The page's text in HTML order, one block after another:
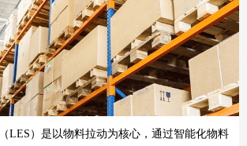
LES）是以物料拉动为核心，通过智能化物料